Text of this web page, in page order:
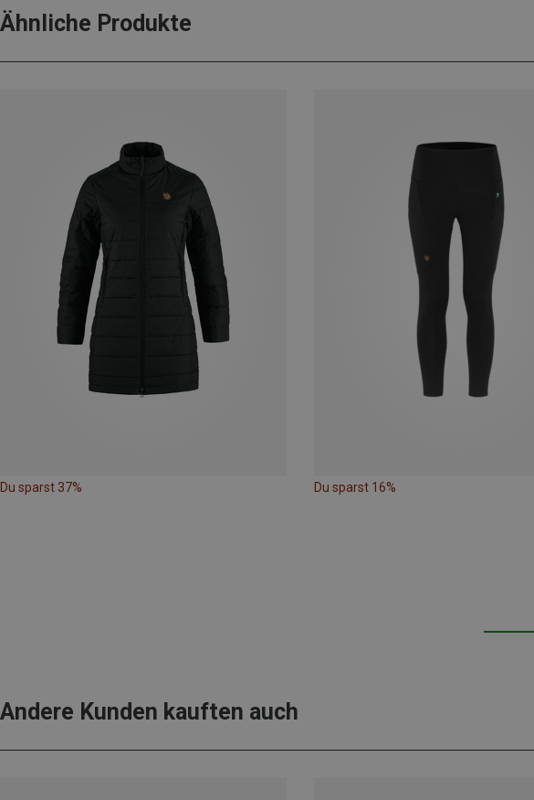
Ähnliche Produkte
Du sparst 37% Du sparst 16%
Andere Kunden kauften auch